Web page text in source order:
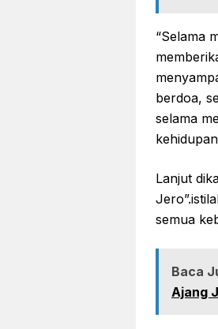
“Selama
berdoa,
selama
Lanjut
semua
Baca
Ajang